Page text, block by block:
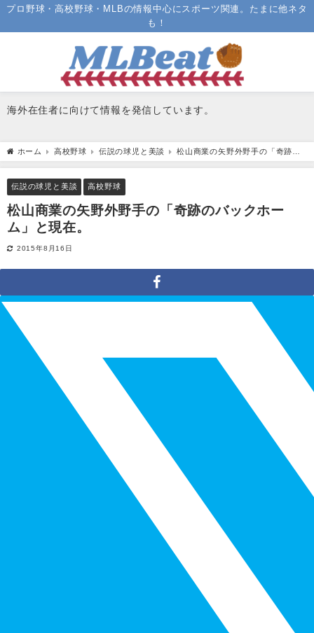
プロ野球・高校野球・MLBの情報中心にスポーツ関連。たまに他ネタ
も！
海外在住者に向けて情報を発信しています。
ホーム 高校野球 伝説の球児と美談
松山商業の矢野外野手の「奇跡の
バックホーム」と現在。
伝説の球児と美談 高校野球
松山商業の矢野外野手の「奇跡のバックホー
ム」と現在。
2015年8月16日